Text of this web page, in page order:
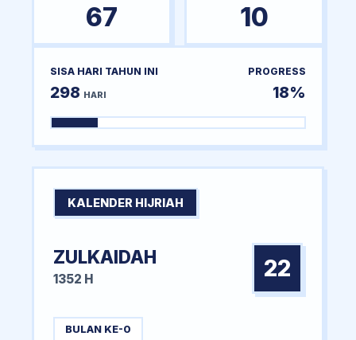
67 10
SISA HARI TAHUN INI
298 HARI
PROGRESS
18%
KALENDER HIJRIAH
ZULKAIDAH
1352 H 22
BULAN KE-0